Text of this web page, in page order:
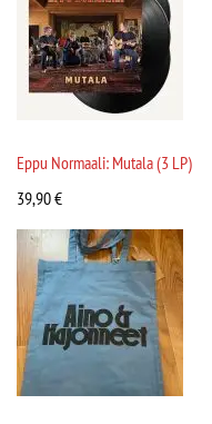
Eppu Normaali: Mutala (3 LP)
39,90€